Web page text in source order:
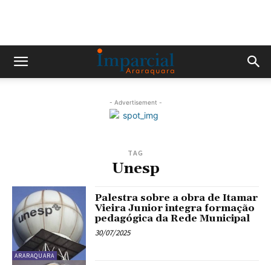
- Advertisement -
TAG
Unesp
ARARAQUARA
Palestra sobre a obra de Itamar
Vieira Junior integra formação
pedagógica da Rede Municipal
30/07/2025